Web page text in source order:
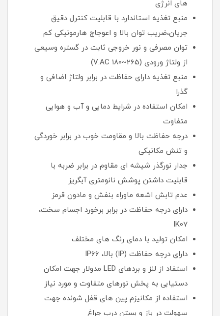
های انرژی
منبع تغذیه استاندارد با قابلیت کنترل دقیق
جریان،ضریب توان بالا و اعوجاج هارمونیکی کم
توان مصرفی و نور خروجی ثابت در گستره وسیعی
از ولتاژ ورودی (265~180 V.AC)
منبع تغذیه دارای حفاظت در برابر ولتاژ اضافی و
گذرا
امکان استفاده در شرایط دمایی و آب و هوایی
متفاوت
درجه حفاظت بالا و مقاومت خوب در برابر خوردگی
و تنش مکانیکی
جدار نورگذر شیشه ای مقاوم در برابر ضربه با
قابلیت داشتن پوشش نانومتری آبگریز
عدم تابش اشعه ماوراء بنفش و مادون قرمز
دارای درجه حفاظت در برابر برخورد اجسام سخت،
IK07
امکان تولید با دمای رنگ های مختلف
دارای درجه حفاظت (IP) بالا، IP66
استفاد از لنز و بردهای LED مدولار جهت امکان
دستیابی به پخش نورهای متفاوت و مورد نیاز
استفاده از مکانیزم پین های قفل شونده جهت
سهولت در باز و بستن درب چراغ